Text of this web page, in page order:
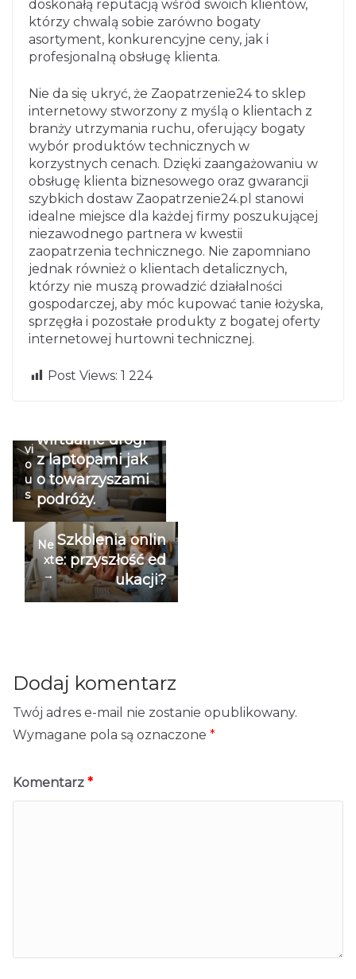
doskonałą reputacją wśród swoich klientów,
którzy chwalą sobie zarówno bogaty
asortyment, konkurencyjne ceny, jak i
profesjonalną obsługę klienta.
Nie da się ukryć, że Zaopatrzenie24 to sklep
internetowy stworzony z myślą o klientach z
branży utrzymania ruchu, oferujący bogaty
wybór produktów technicznych w
korzystnych cenach. Dzięki zaangażowaniu w
obsługę klienta biznesowego oraz gwarancji
szybkich dostaw Zaopatrzenie24.pl stanowi
idealne miejsce dla każdej firmy poszukującej
niezawodnego partnera w kwestii
zaopatrzenia technicznego. Nie zapomniano
jednak również o klientach detalicznych,
którzy nie muszą prowadzić działalności
gospodarczej, aby móc kupować tanie łożyska,
sprzęgła i pozostałe produkty z bogatej oferty
internetowej hurtowni technicznej.
Post Views: 1 224
vi
o
u
s
wirtualne drogi
z laptopami jak
o towarzyszami
podróży.
Ne
xt
→
Szkolenia onlin
e: przyszłość ed
ukacji?
Dodaj komentarz
Twój adres e-mail nie zostanie opublikowany.
Wymagane pola są oznaczone *
Komentarz *